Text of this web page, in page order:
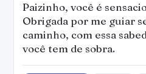
Paizinho, você é
Obrigada por me guiar
caminho, com essa
você tem de sobra.